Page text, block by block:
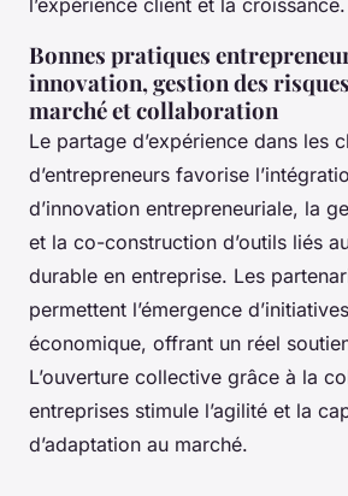
Bonnes pratiques
innovation, gestion des
marché et collaboration
Le partage d’expérience dans les
d’entrepreneurs favorise
d’innovation entrepreneuriale, la
et la co-construction d’outils liés
durable en entreprise. Les
permettent l’émergence
économique, offrant un réel
L’ouverture collective grâce à la
entreprises stimule l’agilité et la
d’adaptation au marché.